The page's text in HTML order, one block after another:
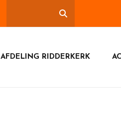
AFDELING RIDDERKERK